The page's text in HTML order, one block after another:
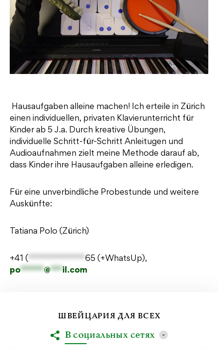
Hausaufgaben alleine machen! Ich erteile in Zürich
einen individuellen, privaten Klavierunterricht für
Kinder ab 5 J.a. Durch kreative Übungen,
individuelle Schritt-für-Schritt Anleitugen und
Audioaufnahmen zielt meine Methode darauf ab,
dass Kinder ihre Hausaufgaben alleine erledigen.
Für eine unverbindliche Probestunde und weitere
Auskünfte:
Tatiana Polo (Zürich)
+41 ( *************65 (+WhatsUp),
po******@***il.com
ШВЕЙЦАРИЯ ДЛЯ ВСЕХ
В социальных сетях